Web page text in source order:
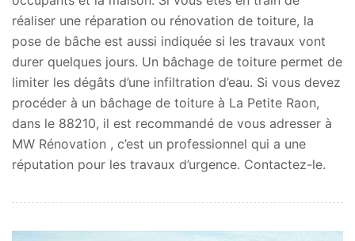
réaliser une réparation ou rénovation de toiture, la
pose de bâche est aussi indiquée si les travaux vont
durer quelques jours. Un bâchage de toiture permet de
limiter les dégâts d’une infiltration d’eau. Si vous devez
procéder à un bâchage de toiture à La Petite Raon,
dans le 88210, il est recommandé de vous adresser à
MW Rénovation , c’est un professionnel qui a une
réputation pour les travaux d’urgence. Contactez-le.